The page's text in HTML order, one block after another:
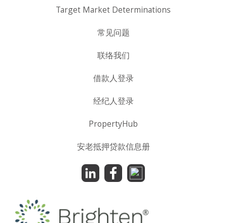
Target Market Determinations
常见问题
联络我们
借款人登录
经纪人登录
PropertyHub
安老抵押贷款信息册